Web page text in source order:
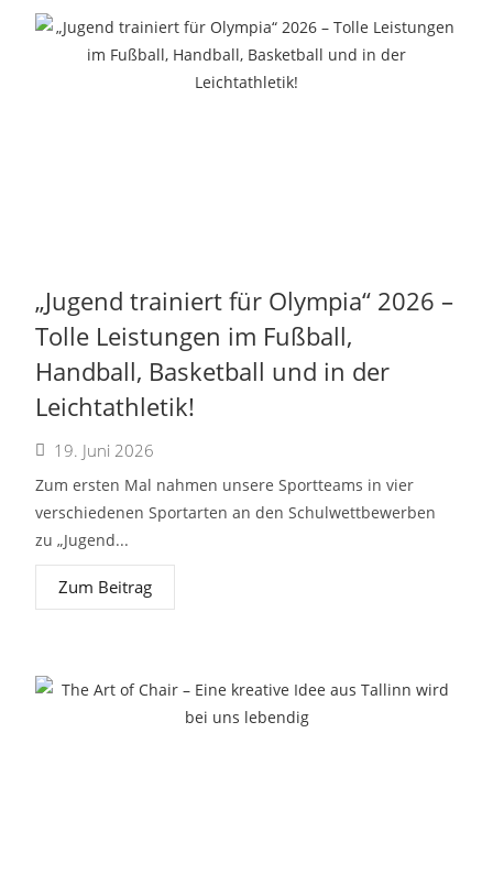
„Jugend trainiert für Olympia“ 2026 –
Tolle Leistungen im Fußball,
Handball, Basketball und in der
Leichtathletik!
19. Juni 2026
Zum ersten Mal nahmen unsere Sportteams in vier
verschiedenen Sportarten an den Schulwettbewerben
zu „Jugend...
Zum Beitrag